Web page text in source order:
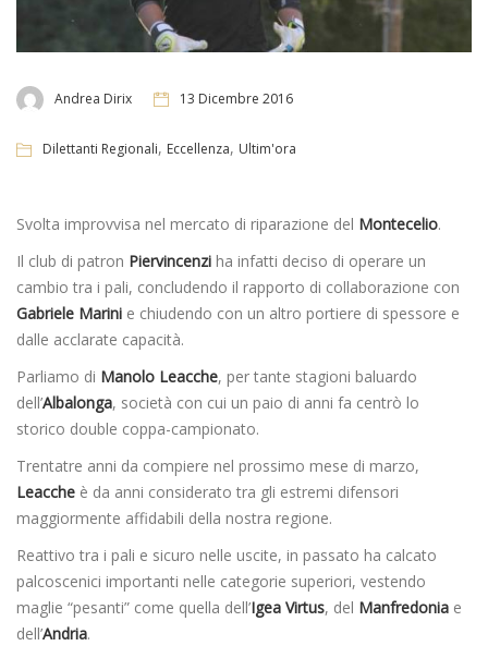
Andrea Dirix 13 Dicembre 2016
Dilettanti Regionali, Eccellenza, Ultim'ora
Svolta improvvisa nel mercato di riparazione del Montecelio.
Il club di patron Piervincenzi ha infatti deciso di operare un
cambio tra i pali, concludendo il rapporto di collaborazione con
Gabriele Marini e chiudendo con un altro portiere di spessore e
dalle acclarate capacità.
Parliamo di Manolo Leacche, per tante stagioni baluardo
dell’Albalonga, società con cui un paio di anni fa centrò lo
storico double coppa-campionato.
Trentatre anni da compiere nel prossimo mese di marzo,
Leacche è da anni considerato tra gli estremi difensori
maggiormente affidabili della nostra regione.
Reattivo tra i pali e sicuro nelle uscite, in passato ha calcato
palcoscenici importanti nelle categorie superiori, vestendo
maglie “pesanti” come quella dell’Igea Virtus, del Manfredonia e
dell’Andria.